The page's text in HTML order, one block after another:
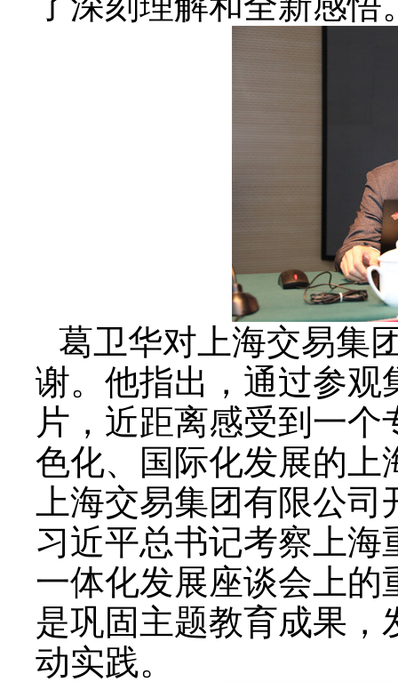
葛卫华对上海交易集
谢。他指出，通过参观
片，近距离感受到一
色化、国际化发展的上
上海交易集团有限公
习近平总书记考察上
一体化发展座谈会上的
是巩固主题教育成果，
动实践。